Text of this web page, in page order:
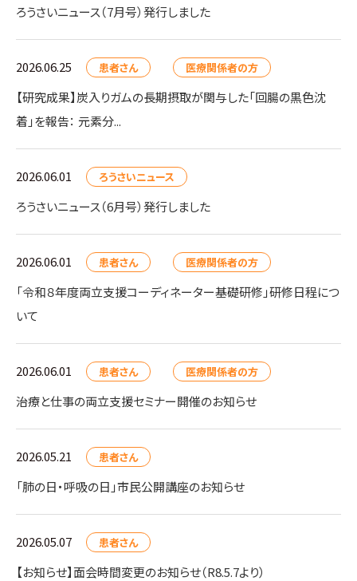
ろうさいニュース（7月号）発行しました
2026.06.25 患者さん 医療関係者の方
【研究成果】炭入りガムの長期摂取が関与した「回腸の黒色沈
着」を報告： 元素分...
2026.06.01 ろうさいニュース
ろうさいニュース（6月号）発行しました
2026.06.01 患者さん 医療関係者の方
「令和８年度両立支援コーディネーター基礎研修」研修日程につ
いて
2026.06.01 患者さん 医療関係者の方
治療と仕事の両立支援セミナー開催のお知らせ
2026.05.21 患者さん
「肺の日・呼吸の日」市民公開講座のお知らせ
2026.05.07 患者さん
【お知らせ】面会時間変更のお知らせ（R8.5.7より）